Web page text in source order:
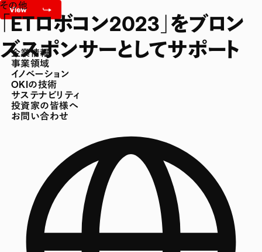
企業情報
事業領域
イノベーション
OKIの技術
サステナビリティ
投資家の皆様へ
お問い合わせ
その他
「ETロボコン2023」をブロン
ズスポンサーとしてサポート